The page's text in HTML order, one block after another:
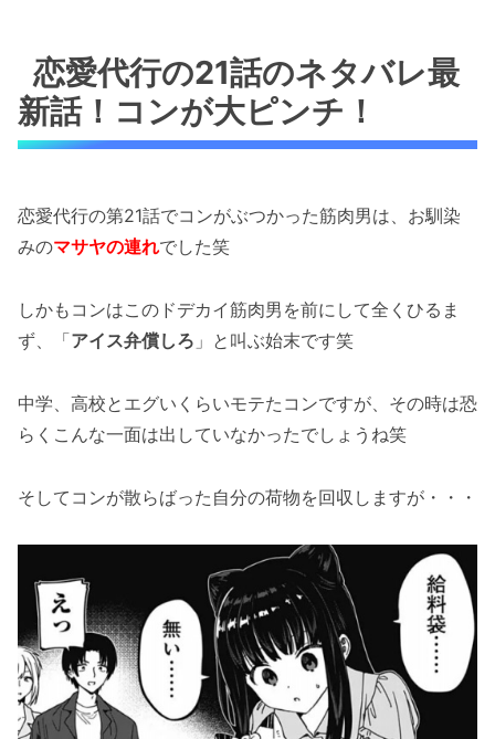
恋愛代行の21話のネタバレ最
新話！コンが大ピンチ！
恋愛代行の第21話でコンがぶつかった筋肉男は、お馴染
みのマサヤの連れでした笑
しかもコンはこのドデカイ筋肉男を前にして全くひるま
ず、「アイス弁償しろ 」と叫ぶ始末です笑
中学、高校とエグいくらいモテたコンですが、その時は恐
らくこんな一面は出していなかったでしょうね笑
そしてコンが散らばった自分の荷物を回収しますが・・・